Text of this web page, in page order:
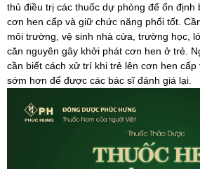
thủ điều trị các thuốc dự phòng để ổn định
cơn hen cấp và giữ chức năng phổi tốt.
môi trường, vệ sinh nhà cửa, trường học,
căn nguyên gây khởi phát cơn hen ở trẻ.
cần biết cách xử trí khi trẻ lên cơn hen cấp
sớm hơn để được các bác sĩ đánh giá lại.